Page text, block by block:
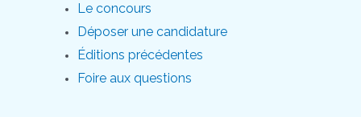
Le concours
Déposer une candidature
Éditions précédentes
Foire aux questions